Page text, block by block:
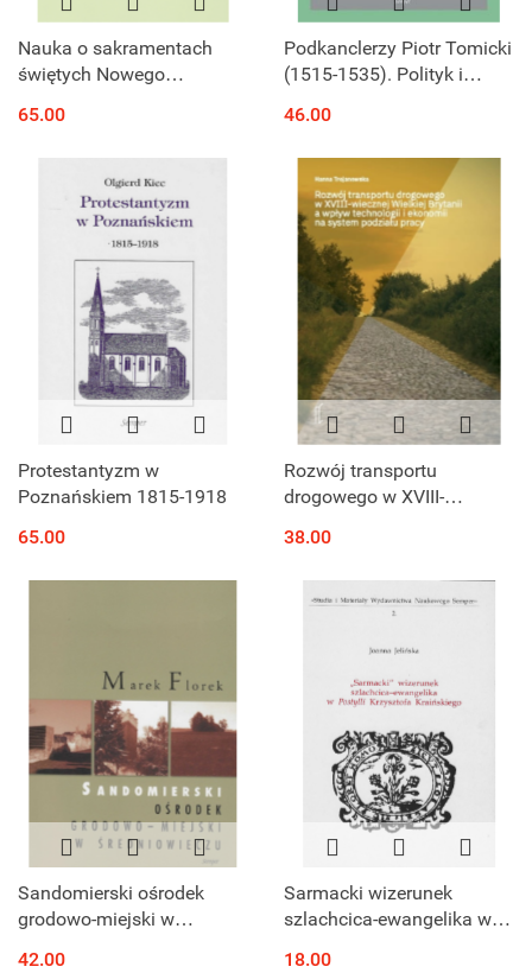
Nauka o sakramentach
świętych Nowego
czwartych ksiąg Instytucyj
krześcijańskiego Jana
Kalwina
65.00
Podkanclerzy Piotr Tomicki
(1515-1535). Polityk i
46.00
Protestantyzm w
Poznańskiem 1815-1918
65.00
Rozwój transportu
drogowego w XVIII-
wpływ technologii i
ekonomii na system
podziału pracy
38.00
Sandomierski ośrodek
grodowo-miejski w
42.00
Sarmacki wizerunek
szlachcica-ewangelika w
18.00